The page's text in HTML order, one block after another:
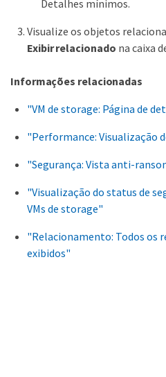
Detalhes mínimos.
Visualize os objetos
Exibir relacionado na caixa
Informações relacionadas
"VM de storage: Página de
"Performance: Visualização
"Segurança: Vista anti-
"Visualização do status de
VMs de storage"
"Relacionamento: Todos os
exibidos"